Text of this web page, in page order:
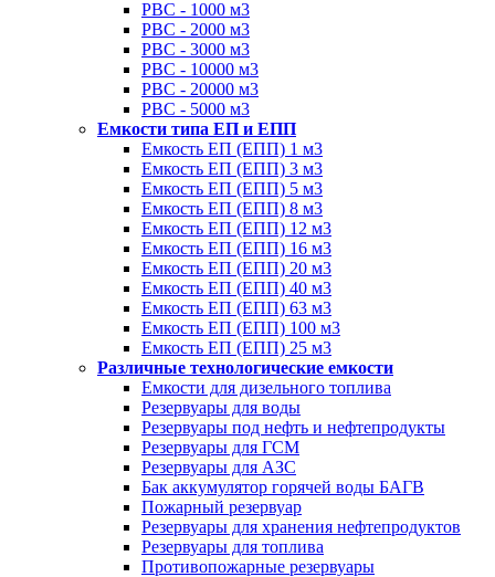
РВС - 1000 м3
РВС - 2000 м3
РВС - 3000 м3
РВС - 10000 м3
РВС - 20000 м3
РВС - 5000 м3
Емкости типа ЕП и ЕПП
Емкость ЕП (ЕПП) 1 м3
Емкость ЕП (ЕПП) 3 м3
Емкость ЕП (ЕПП) 5 м3
Емкость ЕП (ЕПП) 8 м3
Емкость ЕП (ЕПП) 12 м3
Емкость ЕП (ЕПП) 16 м3
Емкость ЕП (ЕПП) 20 м3
Емкость ЕП (ЕПП) 40 м3
Емкость ЕП (ЕПП) 63 м3
Емкость ЕП (ЕПП) 100 м3
Емкость ЕП (ЕПП) 25 м3
Различные технологические емкости
Емкости для дизельного топлива
Резервуары для воды
Резервуары под нефть и нефтепродукты
Резервуары для ГСМ
Резервуары для АЗС
Бак аккумулятор горячей воды БАГВ
Пожарный резервуар
Резервуары для хранения нефтепродуктов
Резервуары для топлива
Противопожарные резервуары